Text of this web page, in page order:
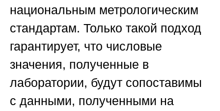
национальным метрологическим
стандартам. Только такой подход
гарантирует, что числовые
значения, полученные в
лаборатории, будут сопоставимы
с данными, полученными на